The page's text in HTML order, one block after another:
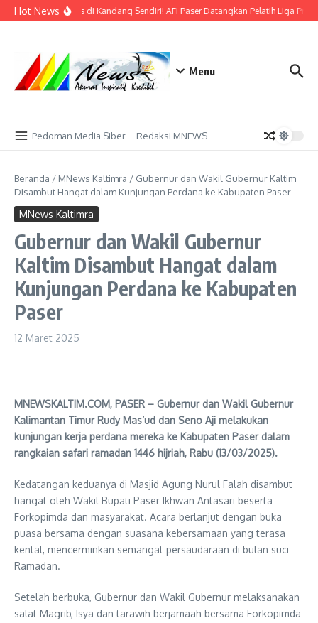
Lewati ke konten
Hot NewsBidik Emas di Kandang Sendiri! AFI Paser Datangkan Pelatih Liga
Menu
Pedoman Media Siber Redaksi MNEWS
Beranda / MNews Kaltimra / Gubernur dan Wakil Gubernur Kaltim
Disambut Hangat dalam Kunjungan Perdana ke Kabupaten Paser
MNews Kaltimra
Gubernur dan Wakil Gubernur
Kaltim Disambut Hangat dalam
Kunjungan Perdana ke Kabupaten
Paser
12 Maret 2025
MNEWSKALTIM.COM, PASER – Gubernur dan Wakil Gubernur
Kalimantan Timur Rudy Mas’ud dan Seno Aji melakukan
kunjungan kerja perdana mereka ke Kabupaten Paser dalam
rangkaian safari ramadan 1446 hijriah, Rabu (13/03/2025).
Kedatangan keduanya di Masjid Agung Nurul Falah disambut
hangat oleh Wakil Bupati Paser Ikhwan Antasari beserta
Forkopimda dan masyarakat. Acara berlanjut dengan buka
puasa bersama dengan suasana kebersamaan yang terasa
kental, mencerminkan semangat persaudaraan di bulan suci
Ramadan.
Setelah berbuka, Gubernur dan Wakil Gubernur melaksanakan
salat Magrib, Isya dan tarawih berjamaah bersama Forkopimda